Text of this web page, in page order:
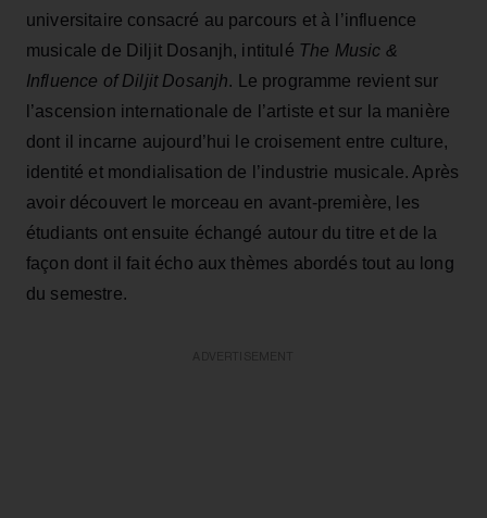
universitaire consacré au parcours et à l’influence
musicale de Diljit Dosanjh, intitulé The Music &
Influence of Diljit Dosanjh. Le programme revient sur
l’ascension internationale de l’artiste et sur la manière
dont il incarne aujourd’hui le croisement entre culture,
identité et mondialisation de l’industrie musicale. Après
avoir découvert le morceau en avant-première, les
étudiants ont ensuite échangé autour du titre et de la
façon dont il fait écho aux thèmes abordés tout au long
du semestre.